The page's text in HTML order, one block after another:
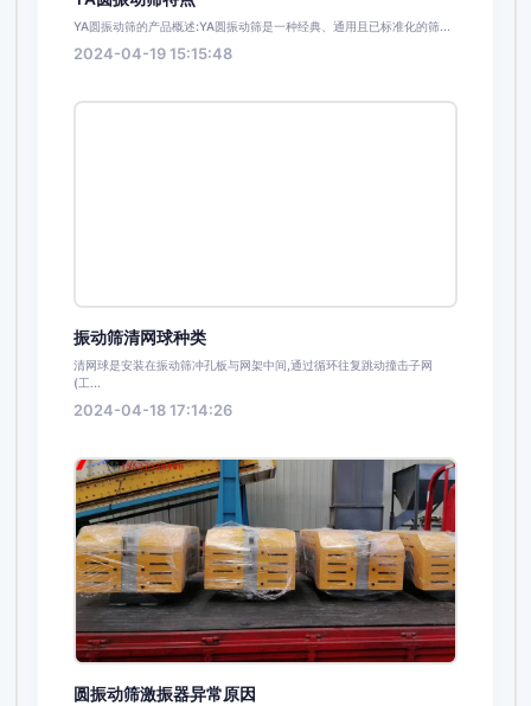
YA圆振动筛的产品概述:YA圆振动筛是一种经典、通用且已标准化的筛...
2024-04-19 15:15:48
振动筛清网球种类
清网球是安装在振动筛冲孔板与网架中间,通过循环往复跳动撞击子网
(工...
2024-04-18 17:14:26
圆振动筛激振器异常原因